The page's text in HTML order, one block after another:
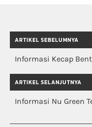
ARTIKEL SEBELUMNYA
Informasi Kecap
ARTIKEL SELANJUTNYA
Informasi Nu Green